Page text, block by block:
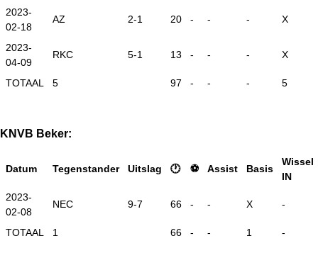
2023-
02-18
AZ 2-1 20 - - - X
2023-
04-09
RKC 5-1 13 - - - X
TOTAAL 5 97 - - - 5
KNVB Beker:
Datum Tegenstander Uitslag 🕐 ⚽ Assist Basis
Wissel
IN
2023-
02-08
NEC 9-7 66 - - X -
TOTAAL 1 66 - - 1 -